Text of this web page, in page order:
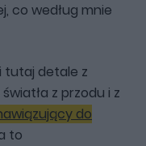
co według mnie
tutaj detale z
z przodu i z
do
to